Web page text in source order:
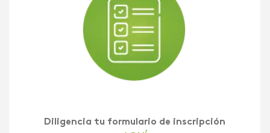
Diligencia tu formulario de inscripción